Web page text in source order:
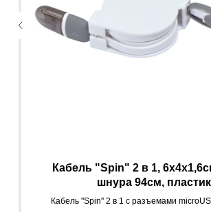
Кабель "Spin" 2 в 1,
шнура 94см, пластик
Кабель "Spin" 2 в 1 с разъемами